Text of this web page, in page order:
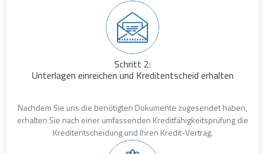
Schritt 2:
Unterlagen einreichen und Kreditentscheid erhalten
Nachdem Sie uns die benötigten Dokumente zugesendet haben,
erhalten Sie nach einer umfassenden Kreditfähigkeitsprüfung die
Kreditentscheidung und Ihren Kredit-Vertrag.